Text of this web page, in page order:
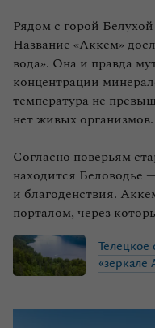
Рядом с горой
Название «Аккем»
вода». Она и правда
концентрации
температура не
нет живых организмов.
Согласно поверьям
находится Беловодье
и благоденствия.
порталом, через
Телецкое
«зеркале